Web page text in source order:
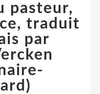
pasteur,
traduit
par